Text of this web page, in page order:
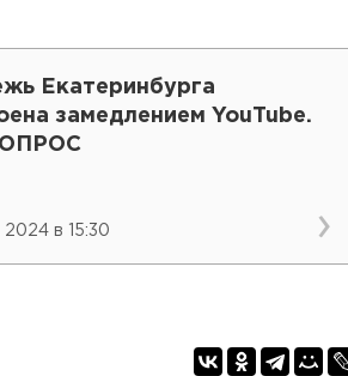
Екатеринбурга
замедлением YouTube.
2024 в 15:30